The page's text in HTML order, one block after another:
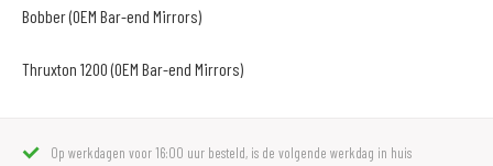
Bobber (OEM Bar-end Mirrors)
Thruxton 1200 (OEM Bar-end Mirrors)
Op werkdagen voor 16:00 uur besteld, is de volgende werkdag in huis